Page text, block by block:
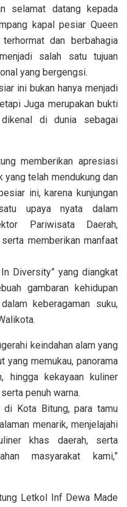
selamat datang kepada
kapal pesiar Queen
dan berbahagia
salah satu tujuan
yang bergengsi.
ini bukan hanya menjadi
Juga merupakan bukti
di dunia sebagai
memberikan apresiasi
telah mendukung dan
ini, karena kunjungan
upaya nyata dalam
Pariwisata Daerah,
memberikan manfaat
Diversity” yang diangkat
gambaran kehidupan
keberagaman suku,
keindahan alam yang
yang memukau, panorama
hingga kekayaan kuliner
penuh warna.
di Kota Bitung, para tamu
menarik, menjelajahi
khas daerah, serta
masyarakat kami,”
Letkol Inf Dewa Made